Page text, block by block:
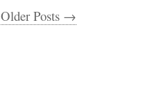
Older Posts →